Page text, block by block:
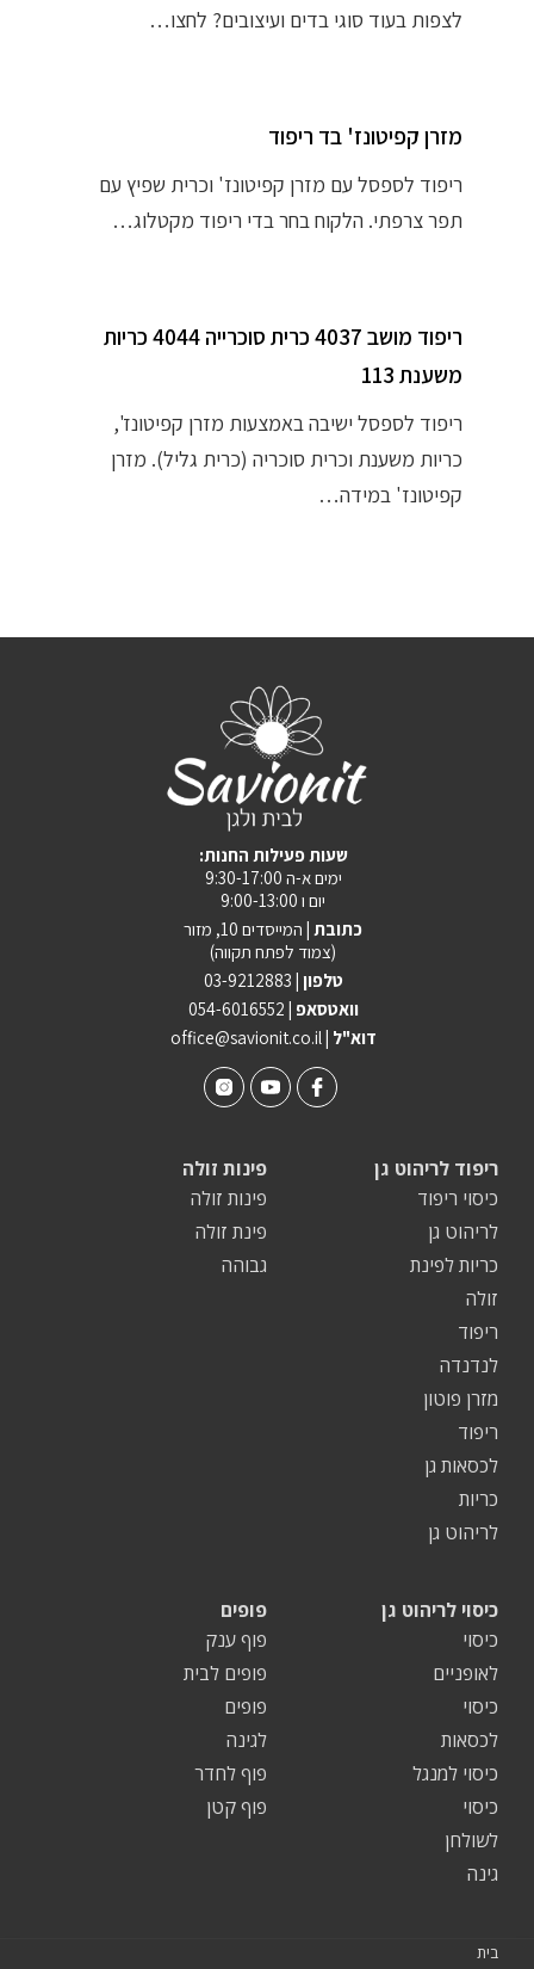
לצפות בעוד סוגי בדים ועיצובים? לחצו…
מזרן קפיטונז' בד ריפוד
ריפוד לספסל עם מזרן קפיטונז' וכרית שפיץ עם
תפר צרפתי. הלקוח בחר בדי ריפוד מקטלוג…
ריפוד מושב 4037 כרית סוכרייה 4044 כריות
משענת 113
ריפוד לספסל ישיבה באמצעות מזרן קפיטונז',
כריות משענת וכרית סוכריה (כרית גליל). מזרן
קפיטונז' במידה…
:שעות פעילות החנות
ימים א-ה 9:30-17:00
יום ו 9:00-13:00
כתובת | המייסדים 10, מזור
(צמוד לפתח תקווה)
טלפון | 03-9212883
וואטסאפ | 054-6016552
office@savionit.co.il | דוא"ל
פינות זולה
פינות זולה
פינת זולה
גבוהה
ריפוד לריהוט גן
כיסוי ריפוד
לריהוט גן
כריות לפינת
זולה
ריפוד
לנדנדה
מזרן פוטון
ריפוד
לכסאות גן
כריות
לריהוט גן
פופים
פוף ענק
פופים לבית
פופים
לגינה
פוף לחדר
פוף קטן
כיסוי לריהוט גן
כיסוי
לאופניים
כיסוי
לכסאות
כיסוי למנגל
כיסוי
לשולחן
גינה
בית